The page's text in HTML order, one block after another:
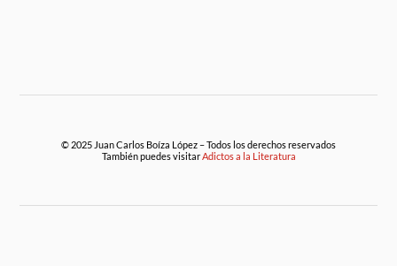
© 2025 Juan Carlos Boíza López – Todos los derechos reservados
También puedes visitarAdictos a la Literatura